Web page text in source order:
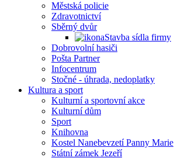
Městská policie
Zdravotnictví
Sběrný dvůr
Stavba sídla firmy
Dobrovolní hasiči
Pošta Partner
Infocentrum
Stočné - úhrada, nedoplatky
Kultura a sport
Kulturní a sportovní akce
Kulturní dům
Sport
Knihovna
Kostel Nanebevzetí Panny Marie
Státní zámek Jezeří